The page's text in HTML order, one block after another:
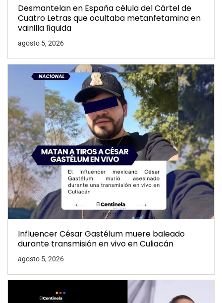
Desmantelan en España célula del Cártel de
Cuatro Letras que ocultaba metanfetamina en
vainilla líquida
agosto 5, 2026
Influencer César Gastélum muere baleado
durante transmisión en vivo en Culiacán
agosto 5, 2026